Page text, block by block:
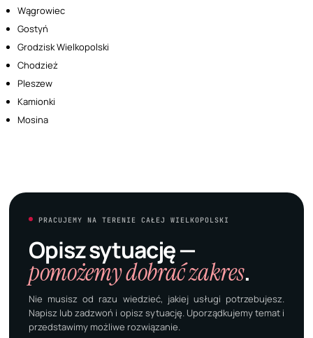
Wągrowiec
Gostyń
Grodzisk Wielkopolski
Chodzież
Pleszew
Kamionki
Mosina
PRACUJEMY NA TERENIE CAŁEJ WIELKOPOLSKI
Opisz sytuację —
pomożemy dobrać zakres.
Nie musisz od razu wiedzieć, jakiej usługi potrzebujesz.
Napisz lub zadzwoń i opisz sytuację. Uporządkujemy temat i
przedstawimy możliwe rozwiązanie.